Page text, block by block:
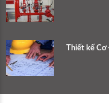
Thiết kế Cơ